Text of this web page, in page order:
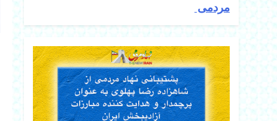
مردمی